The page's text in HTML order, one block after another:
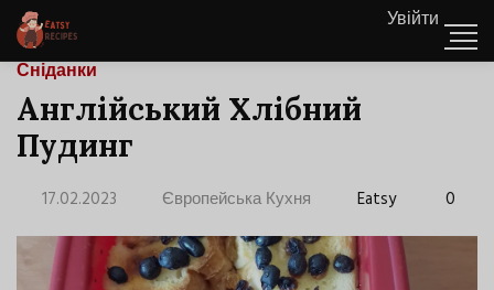
Увійти
Сніданки
Англійський Хлібний
Пудинг
17.02.2023 Європейська Кухня Eatsy 0